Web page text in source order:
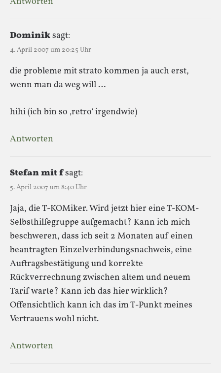
Dominiksagt:
4. April 2007 um 20:25 Uhr
die probleme mit strato kommen ja auch erst,
wenn man da weg will …
hihi (ich bin so ‚retro‘ irgendwie)
Antworten
Stefan mit fsagt:
5. April 2007 um 8:40 Uhr
Jaja, die T-KOMiker. Wird jetzt hier eine T-KOM-
Selbsthilfegruppe aufgemacht? Kann ich mich
beschweren, dass ich seit 2 Monaten auf einen
beantragten Einzelverbindungsnachweis, eine
Auftragsbestätigung und korrekte
Rückverrechnung zwischen altem und neuem
Tarif warte? Kann ich das hier wirklich?
Offensichtlich kann ich das im T-Punkt meines
Vertrauens wohl nicht.
Antworten